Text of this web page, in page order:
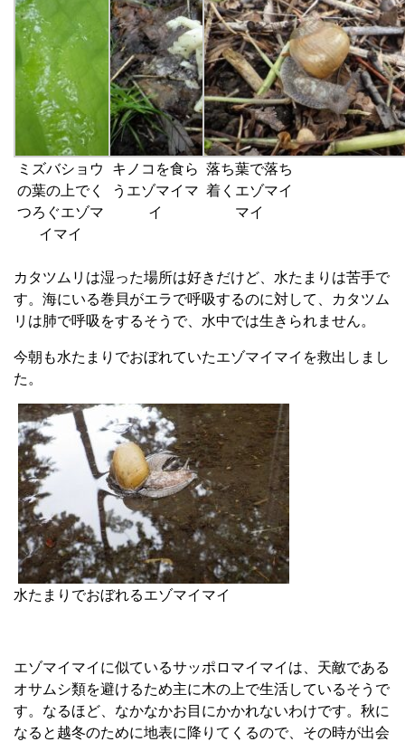
ミズバショウ
の葉の上でく
つろぐエゾマ
イマイ
キノコを食ら
うエゾマイマ
イ
落ち葉で落ち
着くエゾマイ
マイ
カタツムリは湿った場所は好きだけど、水たまりは苦手で
す。海にいる巻貝がエラで呼吸するのに対して、カタツム
リは肺で呼吸をするそうで、水中では生きられません。
今朝も水たまりでおぼれていたエゾマイマイを救出しまし
た。
水たまりでおぼれるエゾマイマイ
エゾマイマイに似ているサッポロマイマイは、天敵である
オサムシ類を避けるため主に木の上で生活しているそうで
す。なるほど、なかなかお目にかかれないわけです。秋に
なると越冬のために地表に降りてくるので、その時が出会